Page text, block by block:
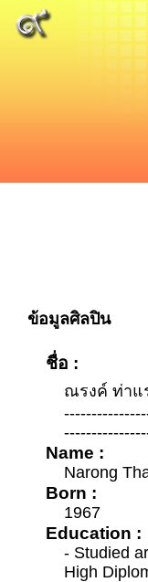
ข้อมูลศิลปิน
ชื่อ :
ณรงค์ ท่าแ
Name :
Narong
Born :
1967
Education :
- Studied
High